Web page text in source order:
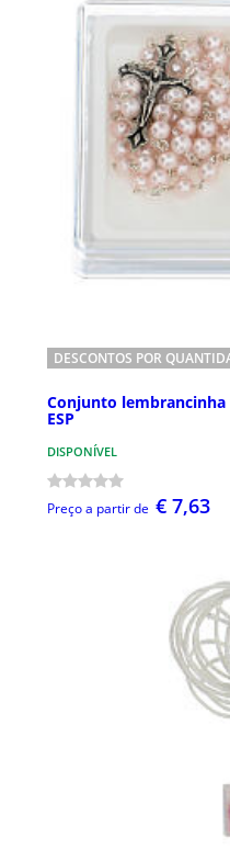
DESCONTOS POR
Conjunto
ESP
DISPONÍVEL
Preço a partir de € 7,63